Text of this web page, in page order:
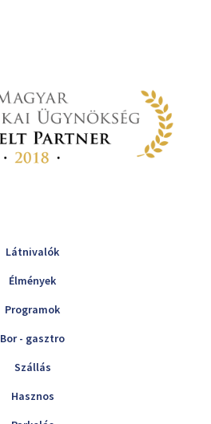
Látnivalók
Élmények
Programok
Bor - gasztro
Szállás
Hasznos